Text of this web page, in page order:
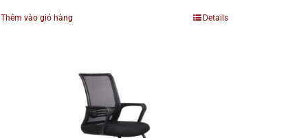
Thêm vào giỏ hàng Details